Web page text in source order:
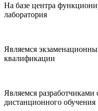
На базе центра
лаборатория
Являемся
квалификации
Являемся разработчиками
дистанционного обучения